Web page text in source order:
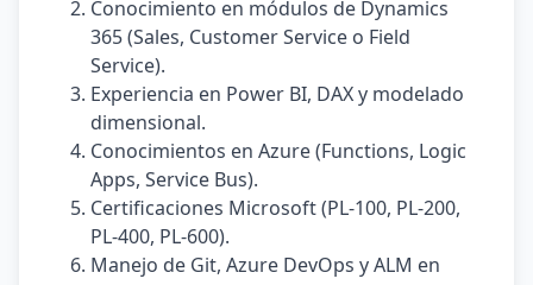
Conocimiento en módulos de Dynamics
365 (Sales, Customer Service o Field
Service).
Experiencia en Power BI, DAX y modelado
dimensional.
Conocimientos en Azure (Functions, Logic
Apps, Service Bus).
Certificaciones Microsoft (PL-100, PL-200,
PL-400, PL-600).
Manejo de Git, Azure DevOps y ALM en